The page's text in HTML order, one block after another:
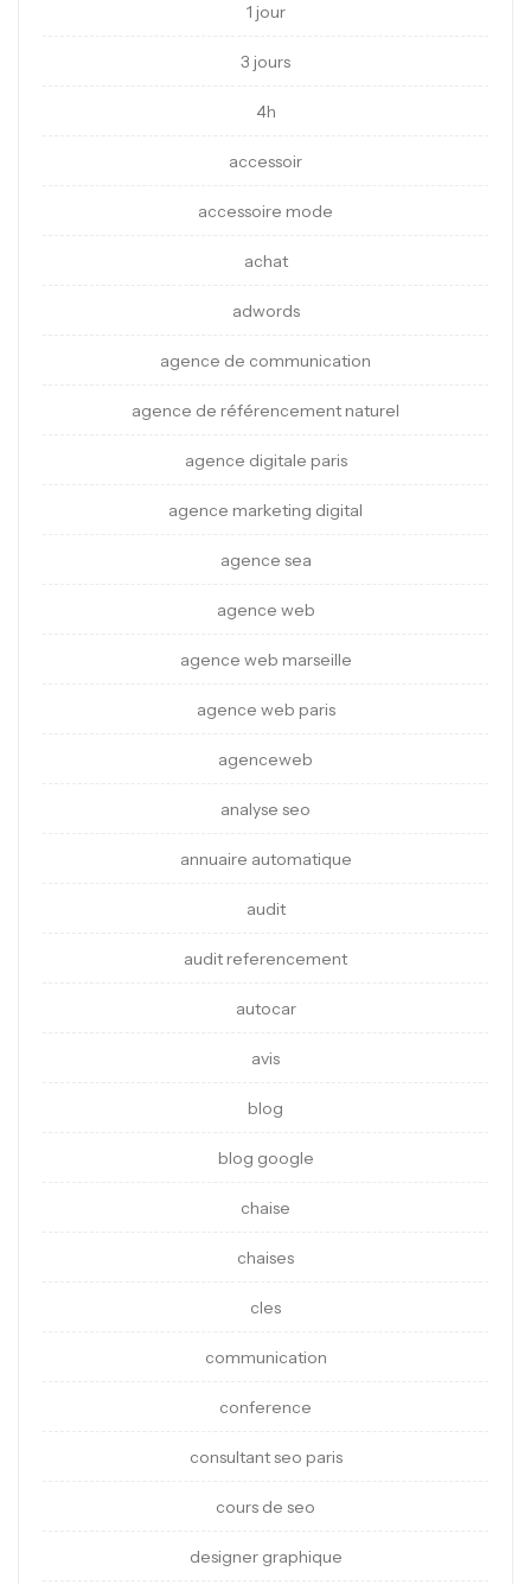
1 jour
3 jours
4h
accessoir
accessoire mode
achat
adwords
agence de communication
agence de référencement naturel
agence digitale paris
agence marketing digital
agence sea
agence web
agence web marseille
agence web paris
agenceweb
analyse seo
annuaire automatique
audit
audit referencement
autocar
avis
blog
blog google
chaise
chaises
cles
communication
conference
consultant seo paris
cours de seo
designer graphique